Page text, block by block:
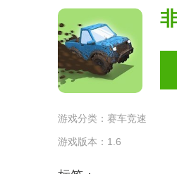
游戏分类： 赛车竞速
游戏版本：1.6